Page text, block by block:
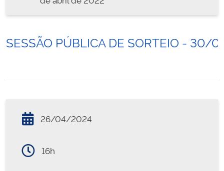
SESSÃO PÚBLICA DE SORTEIO - 30/
26/04/2024
16h